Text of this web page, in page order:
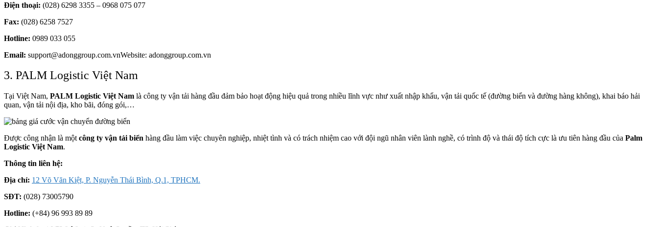
Điện thoại: (028) 6298 3355 – 0968 075 077
Fax: (028) 6258 7527
Hotline: 0989 033 055
Email: support@adonggroup.com.vnWebsite: adonggroup.com.vn
3. PALM Logistic Việt Nam
Tại Việt Nam, PALM Logistic Việt Nam là công ty vận tải hàng đầu đảm bảo hoạt động hiệu quả trong nhiều lĩnh vực như xuất nhập khẩu, vận tải quốc tế (đường biển và đường hàng không), khai báo hải
quan, vận tải nội địa, kho bãi, đóng gói,…
Được công nhận là một công ty vận tải biển hàng đầu làm việc chuyên nghiệp, nhiệt tình và có trách nhiệm cao với đội ngũ nhân viên lành nghề, có trình độ và thái độ tích cực là ưu tiên hàng đầu của Palm
Logistic Việt Nam.
Thông tin liên hệ:
Địa chỉ: 12 Võ Văn Kiệt, P. Nguyễn Thái Bình, Q.1, TPHCM.
SĐT: (028) 73005790
Hotline: (+84) 96 993 89 89